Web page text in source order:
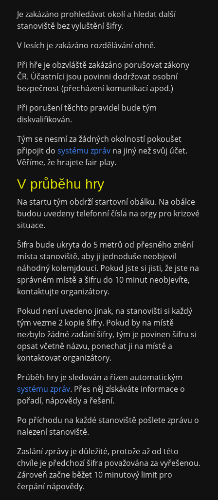
Je zakázáno prohledávat okolí a hledat další
stanoviště bez vyluštění šifry.
V lesích je zakázáno rozdělávání ohně.
Při hře je obzvláště zakázáno porušovat zákony
ČR. Účastníci jsou povinni dodržovat osobní
bezpečnost (přecházení komunikací apod.)
Při porušení těchto pravidel bude tým
diskvalifikován.
Tým se nesmí za žádných okolností pokoušet
připojit do systému zpráv na jiný než svůj účet.
Věříme, že hrajete fair play.
V průběhu hry
Na startu tým obdrží startovní obálku. Na obálce
budou uvedeny telefonní čísla na orgy pro krizové
situace.
Šifra bude ukryta do 5 metrů od přesného znění
místa stanoviště, aby ji jednoduše neobjevil
náhodný kolemjdoucí. Pokud jste si jisti, že jste na
správném místě a šifru do 10 minut neobjevíte,
kontaktujte organizátory.
Pokud není uvedeno jinak, na stanovišti si každý
tým vezme 2 kopie šifry. Pokud by na místě
nezbylo žádné zadání šifry, tým je povinen šifru si
opsat včetně názvu, ponechat ji na místě a
kontaktovat organizátory.
Průběh hry je sledován a řízen automatickým
systému zpráv. Přes něj získáváte informace o
pořadí, nápovědy a řešení.
Po příchodu na každé stanoviště pošlete zprávu o
nalezení stanoviště.
Zaslání zprávy je důležité, protože až od této
chvíle je předchozí šifra považována za vyřešenou.
Zároveň začne běžet 10 minutový limit pro
čerpání nápovědy.